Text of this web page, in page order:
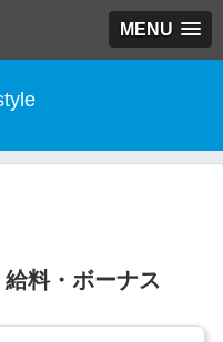
MENU
料・ボーナス